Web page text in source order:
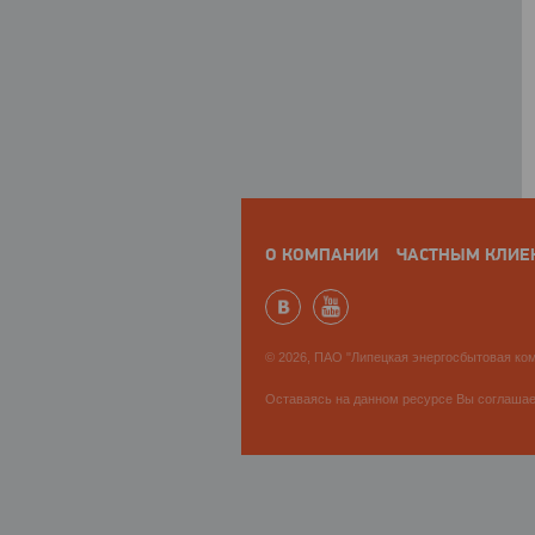
О КОМПАНИИ ЧАСТНЫМ
© 2026, ПАО "Липецкая энергосбытовая
Оставаясь на данном ресурсе Вы